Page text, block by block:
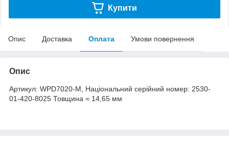
Купити
Опис Доставка Оплата Умови повернення
Опис
Артикул: WPD7020-M, Національний серійний номер: 2530-
01-420-8025 Товщина = 14,65 мм